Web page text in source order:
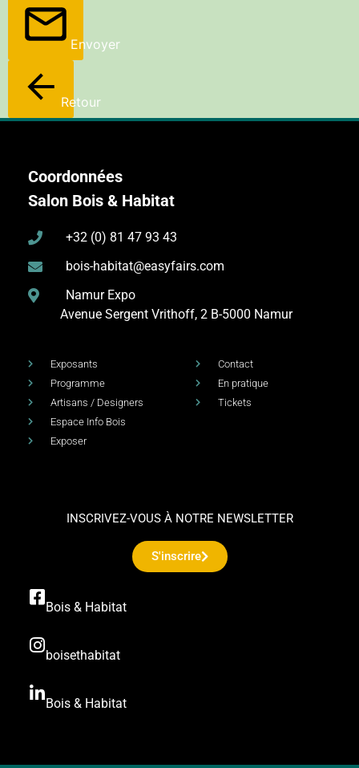
Envoyer
Retour
Coordonnées
Salon Bois & Habitat
+32 (0) 81 47 93 43
bois-habitat@easyfairs.com
Namur Expo
Avenue Sergent Vrithoff, 2 B-5000 Namur
Exposants
Programme
Artisans / Designers
Espace Info Bois
Exposer
Contact
En pratique
Tickets
INSCRIVEZ-VOUS À NOTRE NEWSLETTER
S'inscrire
Bois & Habitat
boisethabitat
Bois & Habitat